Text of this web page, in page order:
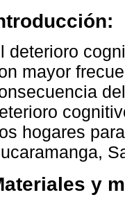
deterioro
mayor
hogares
y